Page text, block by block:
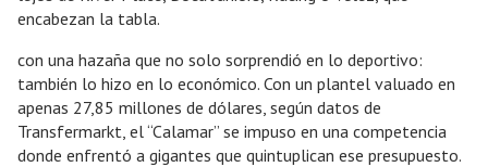
encabezan la tabla.
con una hazaña que no solo sorprendió en lo deportivo:
también lo hizo en lo económico. Con un plantel valuado en
apenas 27,85 millones de dólares, según datos de
Transfermarkt, el “Calamar” se impuso en una competencia
donde enfrentó a gigantes que quintuplican ese presupuesto.